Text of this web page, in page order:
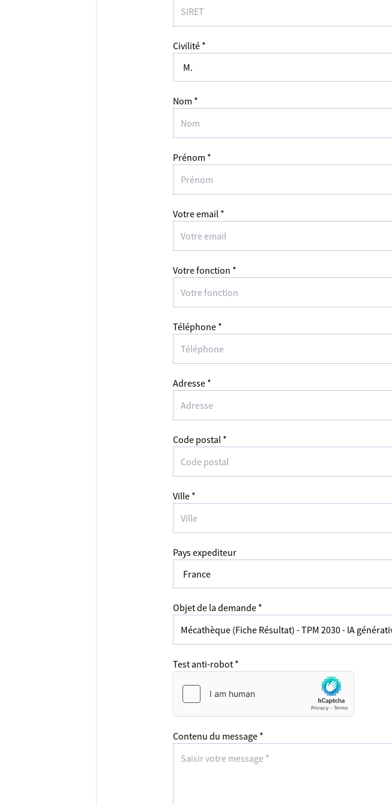
Civilité *
Nom *
Prénom *
Votre email *
Votre fonction *
Téléphone *
Adresse *
Code postal *
Ville *
Pays expediteur
Objet de la demande *
Test anti-robot *
Contenu du message *